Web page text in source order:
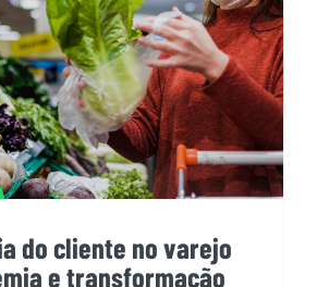
e transformação
digital
do cliente no varejo
e transformação